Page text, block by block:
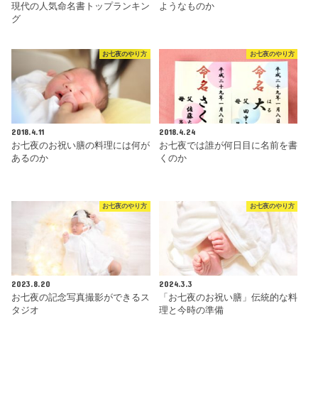
現代の人気命名書トップランキン
グ
ようなものか
お七夜のやり方
2018.4.11
お七夜のお祝い膳の料理には何が
あるのか
お七夜のやり方
2018.4.24
お七夜では誰が何日目に名前を書
くのか
お七夜のやり方
2023.8.20
お七夜の記念写真撮影ができるス
タジオ
お七夜のやり方
2024.3.3
「お七夜のお祝い膳」伝統的な料
理と今時の準備